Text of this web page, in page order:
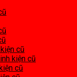
cũ
kiện cũ
cũ